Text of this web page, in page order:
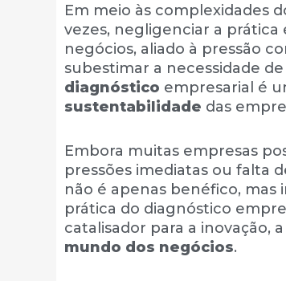
Em meio às complexidades
vezes, negligenciar a prática
negócios, aliado à pressão
subestimar a necessidade
diagnóstico empresarial é
sustentabilidade das
Embora muitas empresas
pressões imediatas ou falta
não é apenas benéfico, mas
prática do diagnóstico
catalisador para a inovação,
mundo dos negócios.